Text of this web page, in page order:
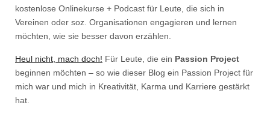
kostenlose Onlinekurse + Podcast für Leute, die sich in
Vereinen oder soz. Organisationen engagieren und lernen
möchten, wie sie besser davon erzählen.
Heul nicht, mach doch! Für Leute, die ein Passion Project
beginnen möchten – so wie dieser Blog ein Passion Project für
mich war und mich in Kreativität, Karma und Karriere gestärkt
hat.